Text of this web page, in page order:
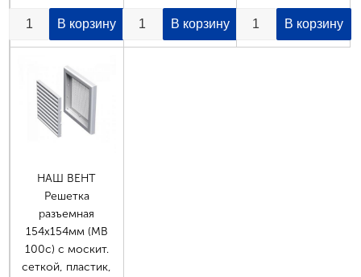
НАШ ВЕНТ
Решетка
разъемная
154х154мм (MB
100c) с москит.
сеткой, пластик,